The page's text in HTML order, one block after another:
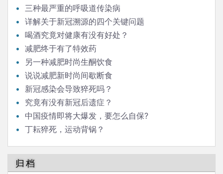
三种最严重的呼吸道传染病
详解关于新冠溯源的四个关键问题
喝酒究竟对健康有没有好处？
减肥终于有了特效药
另一种减肥时尚生酮饮食
说说减肥新时尚间歇断食
新冠感染会导致猝死吗？
究竟有没有新冠后遗症？
中国疫情即将大爆发，要怎么自保?
丁耘猝死，运动背锅？
归档